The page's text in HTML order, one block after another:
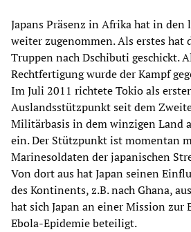
Japans Präsenz in Afrika hat in den
weiter zugenommen. Als erstes hat
Truppen nach Dschibuti geschickt.
Rechtfertigung wurde der Kampf
Im Juli 2011 richtete Tokio als
Auslandsstützpunkt seit dem
Militärbasis in dem winzigen Land
ein. Der Stützpunkt ist momentan
Marinesoldaten der japanischen
Von dort aus hat Japan seinen
des Kontinents, z.B. nach Ghana,
hat sich Japan an einer Mission zur
Ebola-Epidemie beteiligt.